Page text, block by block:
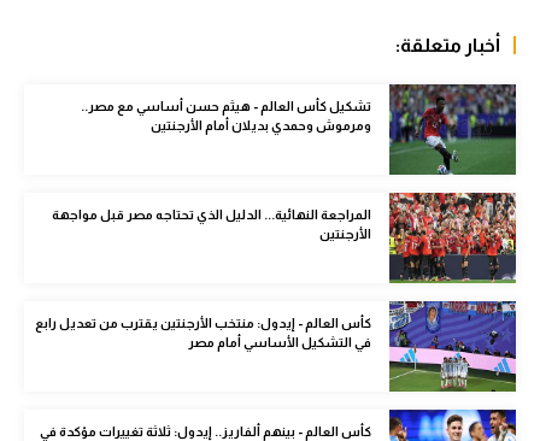
أمم إفريقيا
كرة السلة الأمريكية
كرة سلة
كرة يد
كرة طائرة
الوطن العربي
في المونديال
رياضة نسائية
آسيا
أخبار متعلقة:
تشكيل كأس العالم - هيثم حسن أساسي مع مصر..
ومرموش وحمدي بديلان أمام الأرجنتين
المراجعة النهائية... الدليل الذي تحتاجه مصر قبل مواجهة
الأرجنتين
كأس العالم - إيدول: منتخب الأرجنتين يقترب من تعديل رابع
في التشكيل الأساسي أمام مصر
كأس العالم - بينهم ألفاريز.. إيدول: ثلاثة تغييرات مؤكدة في